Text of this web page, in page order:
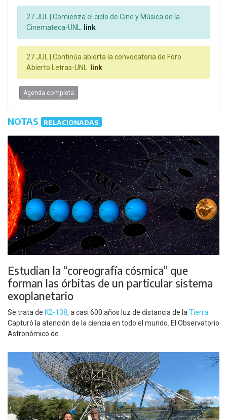
27 JUL | Comienza el ciclo de Cine y Música de la
Cinemateca-UNL.
link
27 JUL | Continúa abierta la convocatoria de Foro
Abierto Letras-UNL.
link
Agenda completa
NOTAS RELACIONADAS
Estudian la “coreografía cósmica” que
forman las órbitas de un particular sistema
exoplanetario
Se trata de K2-138, a casi 600 años luz de distancia de la Tierra
Capturó la atención de la ciencia en todo el mundo. El Observatorio
Astronómico de ...